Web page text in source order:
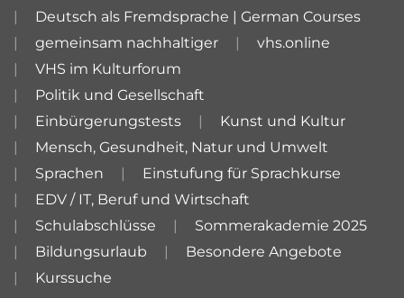
Deutsch als Fremdsprache | German Courses
gemeinsam nachhaltiger
vhs.online
VHS im Kulturforum
Politik und Gesellschaft
Einbürgerungstests
Kunst und Kultur
Mensch, Gesundheit, Natur und Umwelt
Sprachen
Einstufung für Sprachkurse
EDV / IT, Beruf und Wirtschaft
Schulabschlüsse
Sommerakademie 2025
Bildungsurlaub
Besondere Angebote
Kurssuche